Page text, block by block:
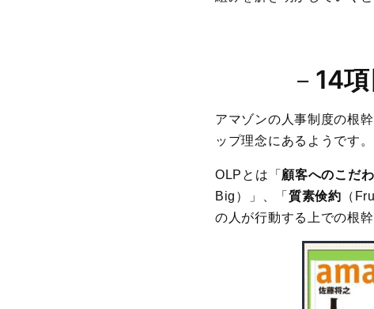
－ 14
アマゾンの人事制度の根
ップ理念にあるようです。
OLPとは「 顧客へのこだわ
Big）」、「質素倹約 （
の人が行動する上での根